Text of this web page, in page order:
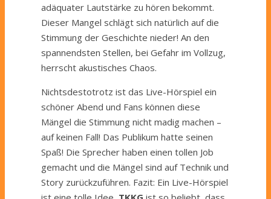
adäquater Lautstärke zu hören bekommt.
Dieser Mangel schlägt sich natürlich auf die
Stimmung der Geschichte nieder! An den
spannendsten Stellen, bei Gefahr im Vollzug,
herrscht akustisches Chaos.
Nichtsdestotrotz ist das Live-Hörspiel ein
schöner Abend und Fans können diese
Mängel die Stimmung nicht madig machen –
auf keinen Fall! Das Publikum hatte seinen
Spaß! Die Sprecher haben einen tollen Job
gemacht und die Mängel sind auf Technik und
Story zurückzuführen. Fazit: Ein Live-Hörspiel